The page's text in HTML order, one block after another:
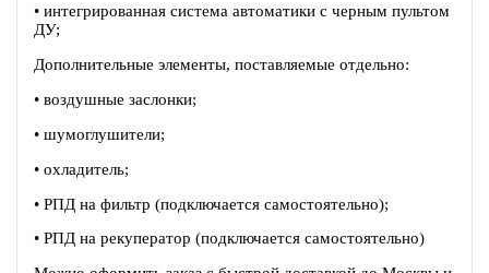
• интегрированная система автоматики с черным пультом
ДУ;
Дополнительные элементы, поставляемые отдельно:
• воздушные заслонки;
• шумоглушители;
• охладитель;
• РПД на фильтр (подключается самостоятельно);
• РПД на рекуператор (подключается самостоятельно)